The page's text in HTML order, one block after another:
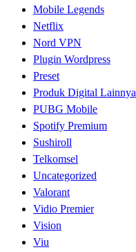
Mobile Legends
Netflix
Nord VPN
Plugin Wordpress
Preset
Produk Digital Lainnya
PUBG Mobile
Spotify Premium
Sushiroll
Telkomsel
Uncategorized
Valorant
Vidio Premier
Vision
Viu